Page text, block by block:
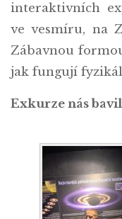
interaktivních
ve vesmíru, na
Zábavnou
jak fungují
Exkurze nás